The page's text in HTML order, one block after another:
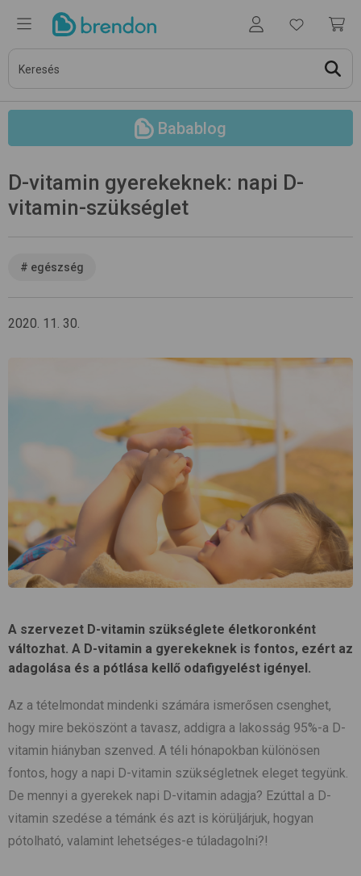
Babablog
D-vitamin gyerekeknek: napi D-
vitamin-szükséglet
# egészség
2020. 11. 30.
A szervezet D-vitamin szükséglete életkoronként
változhat. A D-vitamin a gyerekeknek is fontos, ezért az
adagolása és a pótlása kellő odafigyelést igényel.
Az a tételmondat mindenki számára ismerősen csenghet,
hogy mire beköszönt a tavasz, addigra a lakosság 95%-a D-
vitamin hiányban szenved. A téli hónapokban különösen
fontos, hogy a napi D-vitamin szükségletnek eleget tegyünk.
De mennyi a gyerekek napi D-vitamin adagja? Ezúttal a D-
vitamin szedése a témánk és azt is körüljárjuk, hogyan
pótolható, valamint lehetséges-e túladagolni?!